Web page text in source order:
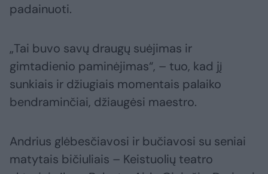
padainuoti.
„Tai buvo savų draugų suėjimas ir
gimtadienio paminėjimas“, – tuo, kad jį
sunkiais ir džiugiais momentais palaiko
bendraminčiai, džiaugėsi maestro.
Andrius glėbesčiavosi ir bučiavosi su seniai
matytais bičiuliais – Keistuolių teatro